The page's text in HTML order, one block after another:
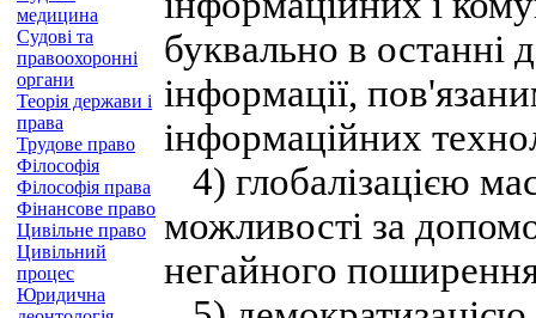
медицина
Судові та
правоохоронні
органи
Теорія держави і
права
Трудове право
Філософія
Філософія права
Фінансове право
Цивільне право
Цивільний
процес
Юридична
буквально в останні
інформації,
інформаційних
4) глобалізацією
можливості за
негайного